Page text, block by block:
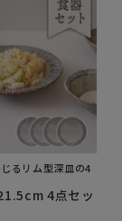
るリム型深皿の4
4点セッ